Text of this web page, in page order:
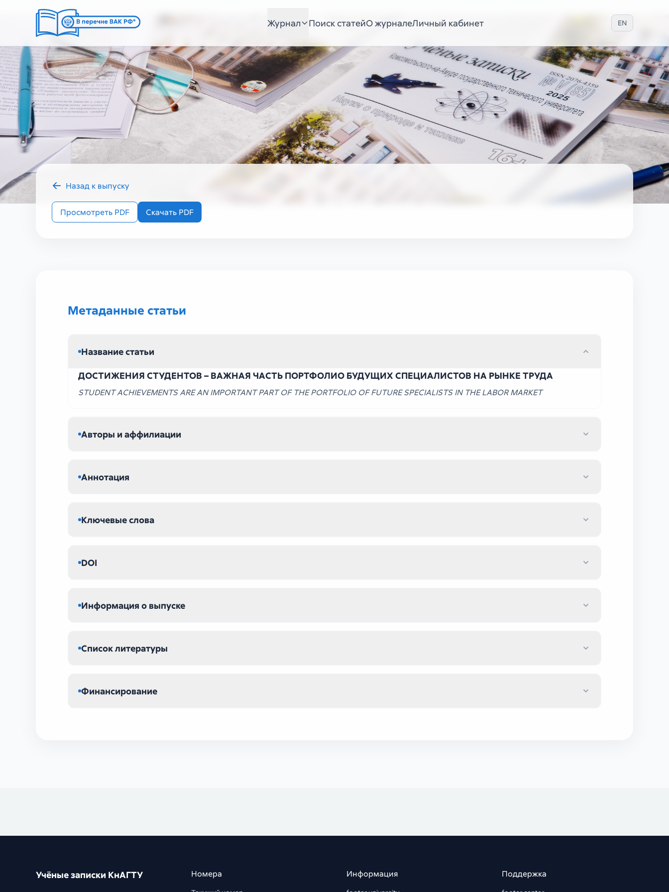
Журнал Поиск статейО журналеЛичный кабинет EN
2025 год
УЗ ГУМ II (82)
Назад к выпуску
Просмотреть PDF Скачать PDF
Метаданные статьи
Название статьи
ДОСТИЖЕНИЯ СТУДЕНТОВ – ВАЖНАЯ ЧАСТЬ ПОРТФОЛИО БУДУЩИХ СПЕЦИАЛИСТОВ НА РЫНКЕ ТРУДА
STUDENT ACHIEVEMENTS ARE AN IMPORTANT PART OF THE PORTFOLIO OF FUTURE SPECIALISTS IN THE LABOR MARKET
Авторы и аффилиации
Аннотация
Ключевые слова
DOI
Информация о выпуске
Список литературы
Финансирование
Учёные записки КнАГТУ Номера Информация Поддержка